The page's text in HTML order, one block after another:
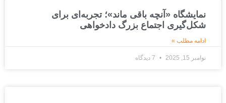
نمایشگاه «آنچه باقی ماند»؛ تجربه‌ای برای
شکل‌گیری اجتماع بزرگ دادخواهی
ادامه مطلب »
نوامبر 15, 2025